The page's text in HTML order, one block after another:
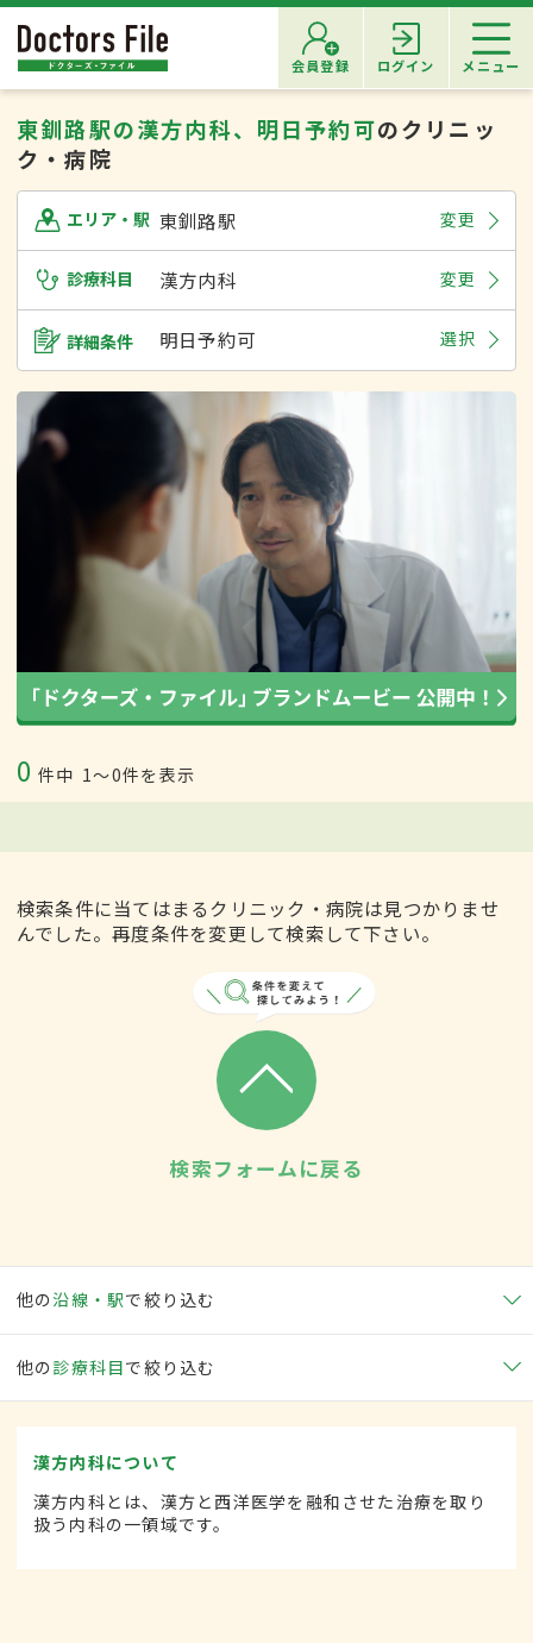
会員登録 ログイン メニュー
東釧路駅の漢方内科、明日予約可のクリニッ
ク・病院
エリア・駅 東釧路駅 変更
診療科目 漢方内科 変更
詳細条件 明日予約可 選択
0 件中 1〜0件を表示
検索条件に当てはまるクリニック・病院は見つかりませ
んでした。再度条件を変更して検索して下さい。
検索フォームに戻る
他の沿線・駅で絞り込む
他の 診療科目で絞り込む
漢方内科について
漢方内科とは、漢方と西洋医学を融和させた治療を取り
扱う内科の一領域です。